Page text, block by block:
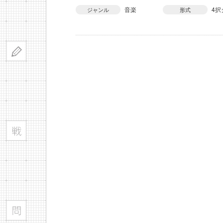
ジャンル 音楽 形式 4択